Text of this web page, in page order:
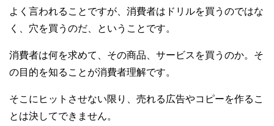
よく言われることですが、消費者はドリルを買うのではな
く、穴を買うのだ、ということです。
消費者は何を求めて、その商品、サービスを買うのか。そ
の目的を知ることが消費者理解です。
そこにヒットさせない限り、売れる広告やコピーを作るこ
とは決してできません。